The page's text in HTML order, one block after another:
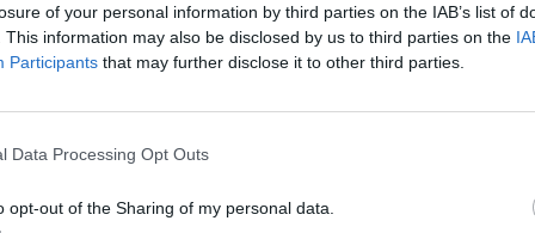
of your personal information by third parties on the IAB’s list of
This information may also be disclosed by us to third parties on the
Participants that may further disclose it to other third parties.
Data Processing Opt Outs
opt-out of the Sharing of my personal data.
Big Tech μείωσαν τις προσλήψεις νέων
Παράλληλα οι προσλήψεις αποφοίτων
προηγούμενη χρονιά. Αν και η SignalFire δεν